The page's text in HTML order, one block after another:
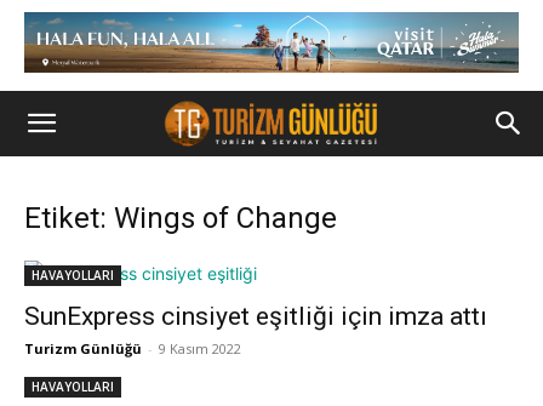
Etiket: Wings of Change
HAVAYOLLARI
SunExpress cinsiyet eşitliği için imza attı
Turizm Günlüğü - 9 Kasım 2022
HAVAYOLLARI